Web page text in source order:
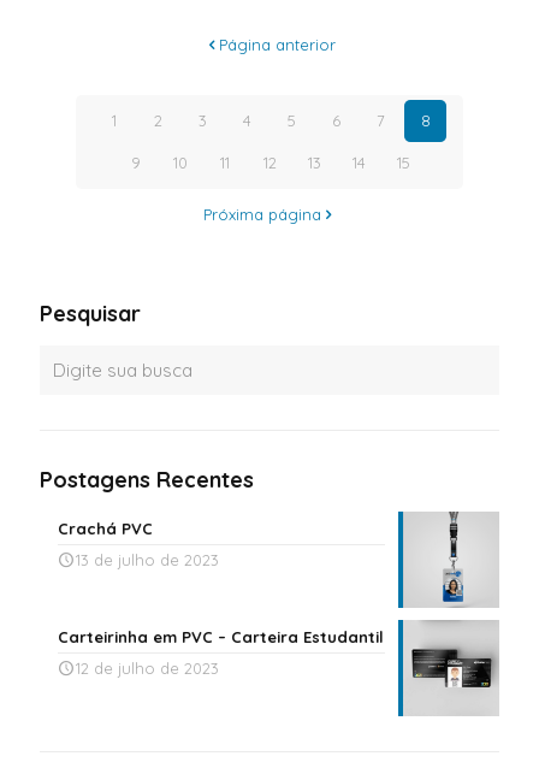
Página anterior
1 2 3 4 5 6 7 8
9 10 11 12 13 14 15
Próxima página
Pesquisar
Postagens Recentes
Crachá PVC
13 de julho de 2023
Carteirinha em PVC – Carteira Estudantil
12 de julho de 2023